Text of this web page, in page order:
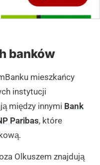
banków
mieszkańcy
instytucji
między innymi Bank
Paribas, które
Olkuszem znajdują